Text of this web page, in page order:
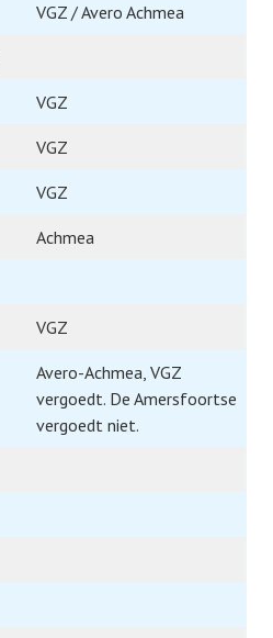
VGZ / Avero Achmea
VGZ
VGZ
VGZ
Achmea
VGZ
Avero-Achmea, VGZ
vergoedt. De Amersfoortse
vergoedt niet.